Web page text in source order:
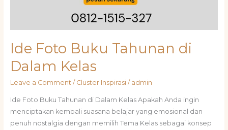
Ide Foto Buku Tahunan di
Dalam Kelas
Leave a Comment / Cluster Inspirasi/ admin
Ide Foto Buku Tahunan di Dalam Kelas Apakah Anda ingin
menciptakan kembali suasana belajar yang emosional dan
penuh nostalgia dengan memilih Tema Kelas sebagai konsep